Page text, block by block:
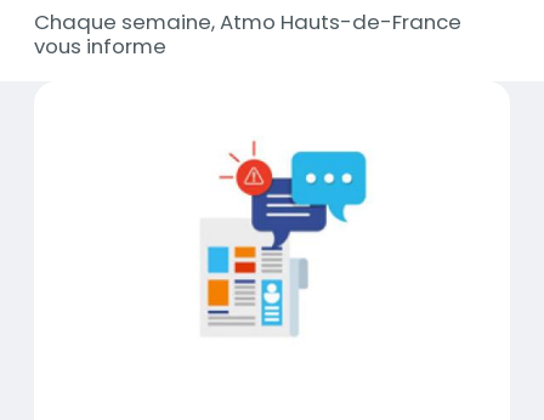
Chaque semaine, Atmo Hauts-de-France
vous informe